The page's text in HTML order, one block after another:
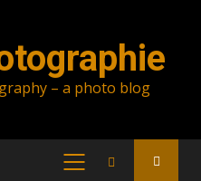
– a photo blog
PRIMARY